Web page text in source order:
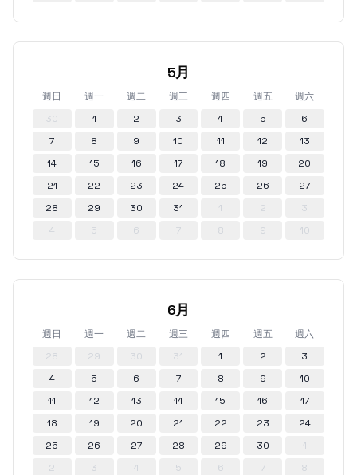
5月
週日 週一 週二 週三 週四 週五
週六
30
1 2 3 4 5
6
7
8 9 10 11 12
13
14
15 16 17 18 19
20
21
22 23 24 25 26
27
28
29 30 31 1 2
3
4
5 6 7 8 9 10
6月
週日 週一 週二 週三 週四 週五
週六
28
29 30 31 1 2
3
4
5 6 7 8 9
10
11
12 13 14 15 16
17
18
19 20 21 22 23
24
25
26 27 28 29 30
1
2
3 4 5 6 7 8